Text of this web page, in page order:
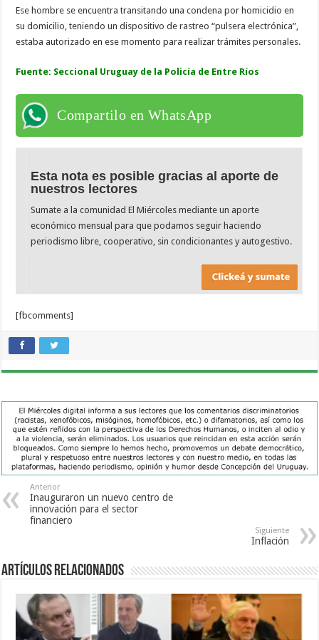
Ese hombre se encuentra transitando una condena por homicidio en
su domicilio, teniendo un dispositivo de rastreo “pulsera electrónica”,
estaba autorizado en ese momento para realizar trámites personales.
Fuente: Seccional Uruguay de la Policía de Entre Ríos
Compartilo en WhatsApp
Esta nota es posible gracias al aporte de
nuestros lectores
Sumate a la comunidad El Miércoles mediante un aporte
económico mensual para que podamos seguir haciendo
periodismo libre, cooperativo, sin condicionantes y autogestivo.
[fbcomments]
Anterior
Inauguraron un nuevo centro de
innovación para el sector
financiero
Siguiente
Inflación
Artículos Relacionados